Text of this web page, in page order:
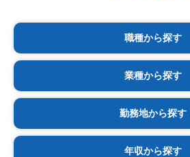
職種から探す
業種から探す
勤務地から探す
年収から探す